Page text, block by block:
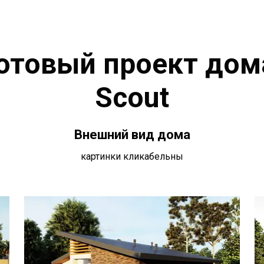
проект
Scout
Внешний вид дома
картинки кликабельны